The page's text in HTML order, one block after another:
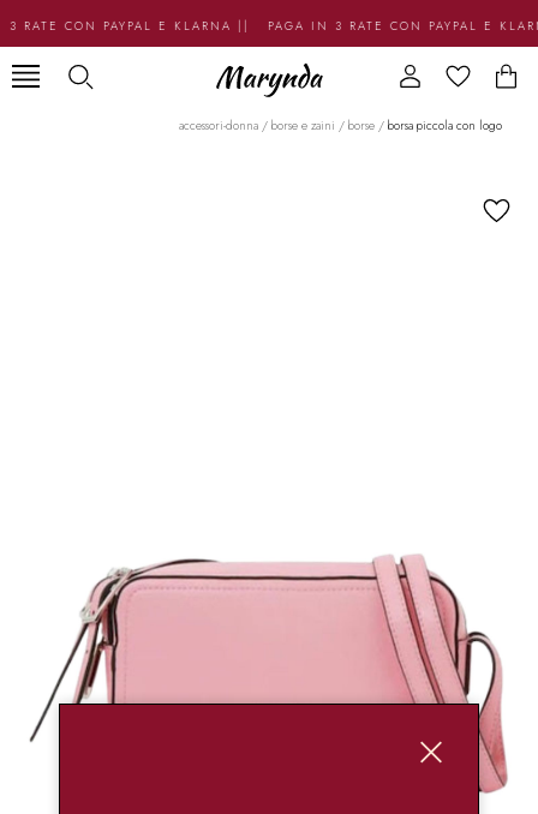
RATE CON PAYPAL E KLARNA || PAGA IN 3 RATE CON PAYPAL E
accessori-donna / borse e zaini / borse / borsa piccola con logo